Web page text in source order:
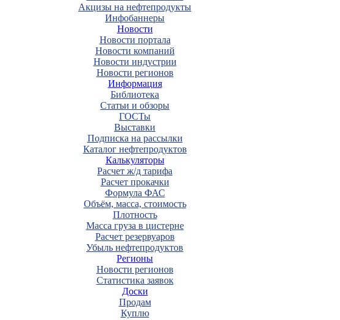
Акцизы на нефтепродукты
Инфобаннеры
Новости
Новости портала
Новости компаний
Новости индустрии
Новости регионов
Информация
Библиотека
Статьи и обзоры
ГОСТы
Выставки
Подписка на рассылки
Каталог нефтепродуктов
Калькуляторы
Расчет ж/д тарифа
Расчет прокачки
Формула ФАС
Объём, масса, стоимость
Плотность
Масса груза в цистерне
Расчет резервуаров
Убыль нефтепродуктов
Регионы
Новости регионов
Статистика заявок
Доски
Продам
Куплю